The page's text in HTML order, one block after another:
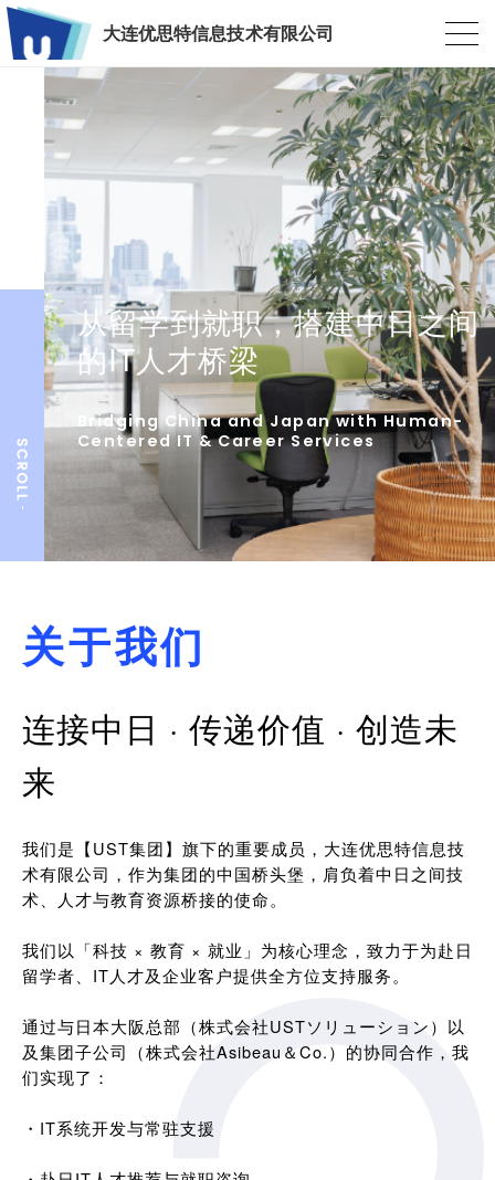
大连优思特信息技术有限公司
从留学到就职，搭建中日之间
的IT人才桥梁
Bridging China and Japan with Human-
Centered IT & Career Services
关于我们
连接中日 · 传递价值 · 创造未
来
我们是【UST集团】旗下的重要成员，大连优思特信息技
术有限公司，作为集团的中国桥头堡，肩负着中日之间技
术、人才与教育资源桥接的使命。
我们以「科技 × 教育 × 就业」为核心理念，致力于为赴日
留学者、IT人才及企业客户提供全方位支持服务。
通过与日本大阪总部（株式会社USTソリューション）以
及集团子公司（株式会社Asibeau＆Co.）的协同合作，我
们实现了：
・IT系统开发与常驻支援